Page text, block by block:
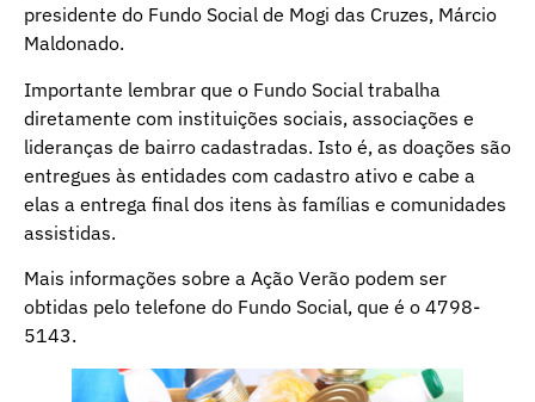
presidente do Fundo Social de Mogi das Cruzes, Márcio
Maldonado.
Importante lembrar que o Fundo Social trabalha
diretamente com instituições sociais, associações e
lideranças de bairro cadastradas. Isto é, as doações são
entregues às entidades com cadastro ativo e cabe a
elas a entrega final dos itens às famílias e comunidades
assistidas.
Mais informações sobre a Ação Verão podem ser
obtidas pelo telefone do Fundo Social, que é o 4798-
5143.